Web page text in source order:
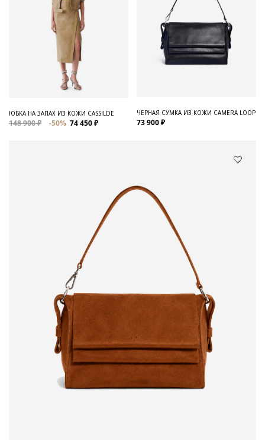
ЮБКА НА ЗАПАХ ИЗ КОЖИ CASSILDE
148 900 ₽ -50% 74 450 ₽
ЧЕРНАЯ СУМКА ИЗ КОЖИ CAMERA LOOP
73 900 ₽